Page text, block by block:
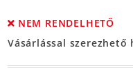
NEM RENDELHETŐ
Vásárlással szerezhető